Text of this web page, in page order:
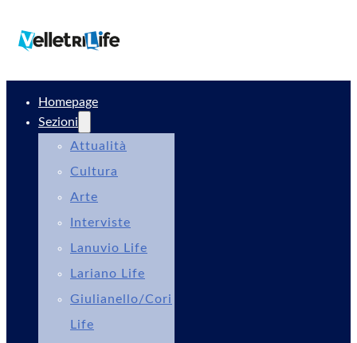
Homepage
Sezioni
Attualità
Cultura
Arte
Interviste
Lanuvio Life
Lariano Life
Giulianello/Cori
Life